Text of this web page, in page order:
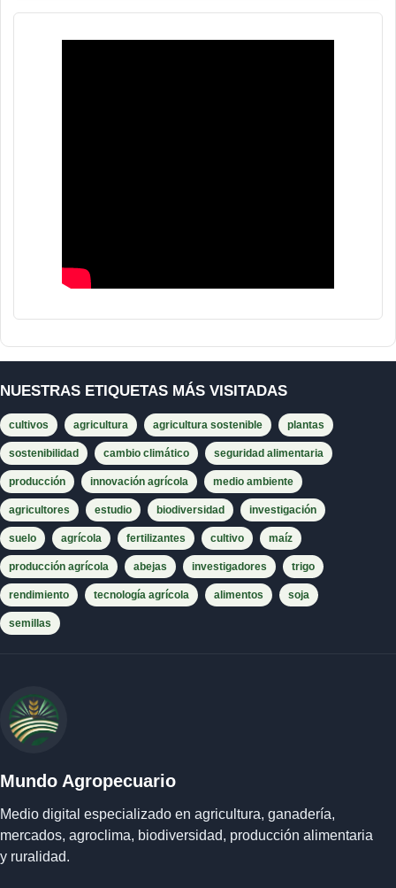
NUESTRAS ETIQUETAS MÁS VISITADAS
cultivos agricultura agricultura sostenible plantas
sostenibilidad cambio climático seguridad alimentaria
producción innovación agrícola medio ambiente
agricultores estudio biodiversidad investigación
suelo agrícola fertilizantes cultivo maíz
producción agrícola abejas investigadores trigo
rendimiento tecnología agrícola alimentos soja
semillas
Mundo Agropecuario
Medio digital especializado en agricultura, ganadería,
mercados, agroclima, biodiversidad, producción alimentaria
y ruralidad.